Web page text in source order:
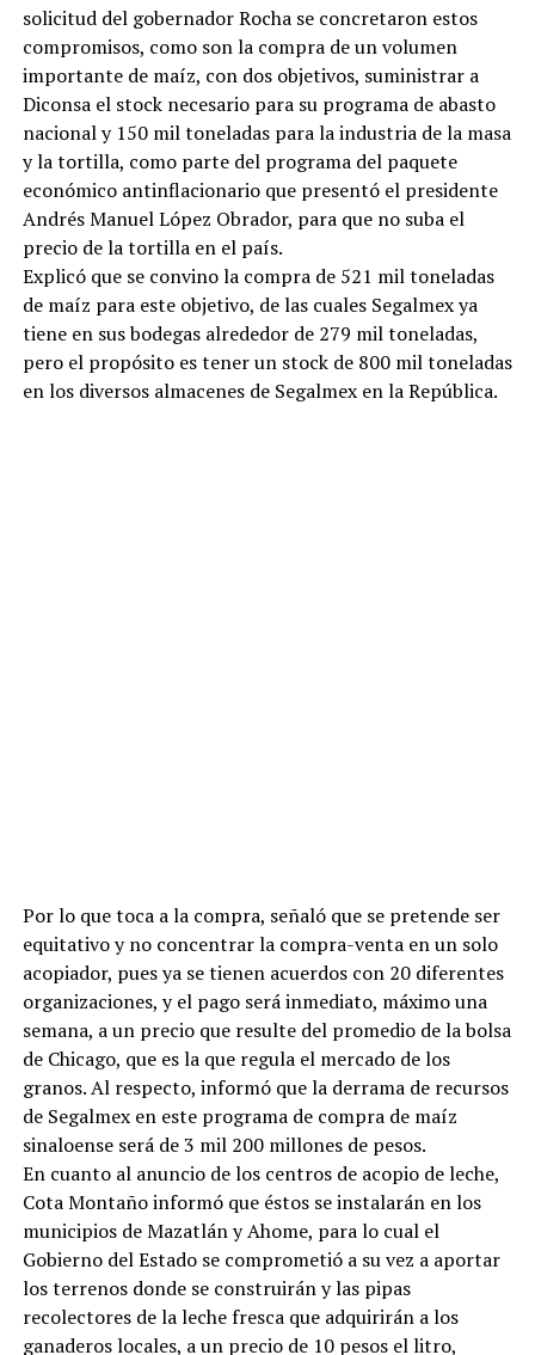
solicitud del gobernador Rocha se concretaron estos
compromisos, como son la compra de un volumen
importante de maíz, con dos objetivos, suministrar a
Diconsa el stock necesario para su programa de abasto
nacional y 150 mil toneladas para la industria de la masa
y la tortilla, como parte del programa del paquete
económico antinflacionario que presentó el presidente
Andrés Manuel López Obrador, para que no suba el
precio de la tortilla en el país.
Explicó que se convino la compra de 521 mil toneladas
de maíz para este objetivo, de las cuales Segalmex ya
tiene en sus bodegas alrededor de 279 mil toneladas,
pero el propósito es tener un stock de 800 mil toneladas
en los diversos almacenes de Segalmex en la República.
Por lo que toca a la compra, señaló que se pretende ser
equitativo y no concentrar la compra-venta en un solo
acopiador, pues ya se tienen acuerdos con 20 diferentes
organizaciones, y el pago será inmediato, máximo una
semana, a un precio que resulte del promedio de la bolsa
de Chicago, que es la que regula el mercado de los
granos. Al respecto, informó que la derrama de recursos
de Segalmex en este programa de compra de maíz
sinaloense será de 3 mil 200 millones de pesos.
En cuanto al anuncio de los centros de acopio de leche,
Cota Montaño informó que éstos se instalarán en los
municipios de Mazatlán y Ahome, para lo cual el
Gobierno del Estado se comprometió a su vez a aportar
los terrenos donde se construirán y las pipas
recolectores de la leche fresca que adquirirán a los
ganaderos locales, a un precio de 10 pesos el litro,